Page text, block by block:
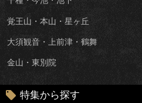
覚王山・本山・星ヶ丘
大須観音・上前津・鶴舞
金山・東別院
特集から探す